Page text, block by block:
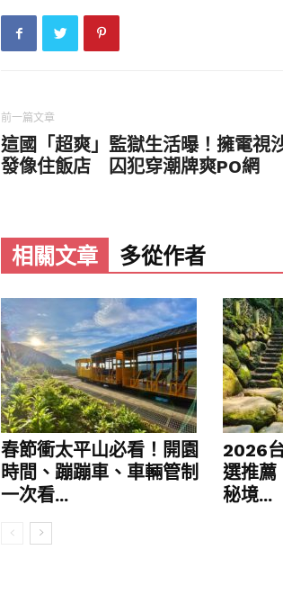
前一篇文章
這國「超爽」監獄生活曝！擁電視
發像住飯店 囚犯穿潮牌爽PO網
相關文章 多從作者
春節衝太平山必看！開園
時間、蹦蹦車、車輛管制
一次看...
2026
選推薦
秘境...